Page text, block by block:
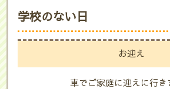
学校のない日
お迎え
車でご家庭に迎えに行き